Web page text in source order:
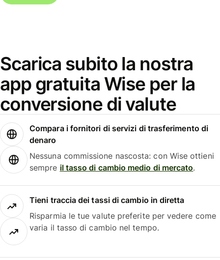
Scarica subito la nostra
app gratuita Wise per la
conversione di valute
Compara i fornitori di servizi di trasferimento di
denaro
Nessuna commissione nascosta: con Wise ottieni
sempre il tasso di cambio medio di mercato.
Tieni traccia dei tassi di cambio in diretta
Risparmia le tue valute preferite per vedere come
varia il tasso di cambio nel tempo.